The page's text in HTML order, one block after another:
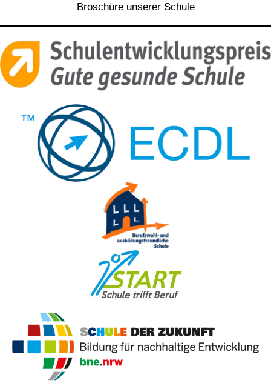
Broschüre unserer Schule